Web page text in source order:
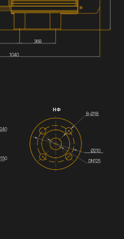
368
1040
НФ
DN125
8-Ø18
Ø210